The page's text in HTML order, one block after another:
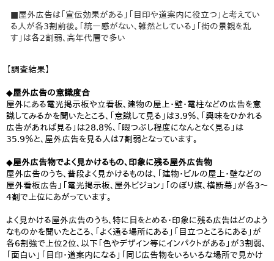
■屋外広告は「宣伝効果がある」「目印や道案内に役立つ」と考えてい
る人が各3割前後。「統一感がない、雑然としている」「街の景観を乱
す」は各2割弱、高年代層で多い
【調査結果】
◆屋外広告の意識度合
屋外にある電光掲示板や立看板、建物の屋上・壁・電柱などの広告を意
識してみるかを聞いたところ、「意識して見る」は3.9％、「興味をひかれる
広告があれば見る」は28.8％、「暇つぶし程度になんとなく見る」は
35.9％と、屋外広告を見る人は7割弱となっています。
◆屋外広告物でよく見かけるもの、印象に残る屋外広告物
屋外広告のうち、普段よく見かけるものは、「建物・ビルの屋上・壁などの
屋外看板広告」「電光掲示板、屋外ビジョン」「のぼり旗、横断幕」が各3～
4割で上位にあがっています。
よく見かける屋外広告のうち、特に目をとめる・印象に残る広告はどのよう
なものかを聞いたところ、「よく通る場所にある」「目立つところにある」が
各6割強で上位2位、以下「色やデザイン等にインパクトがある」が3割弱、
「面白い」「目印・道案内になる」「同じ広告物をいろいろな場所で見かけ